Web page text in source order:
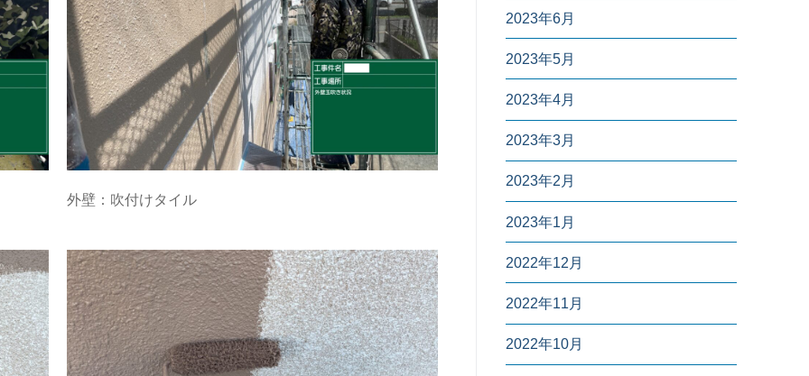
外壁：吹付けタイル
2023年6月
2023年5月
2023年4月
2023年3月
2023年2月
2023年1月
2022年12月
2022年11月
2022年10月